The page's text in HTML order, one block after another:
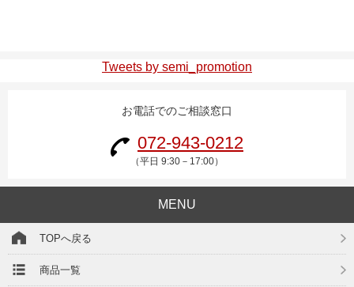
Tweets by semi_promotion
お電話でのご相談窓口
072-943-0212
（平日 9:30－17:00）
MENU
TOPへ戻る
商品一覧